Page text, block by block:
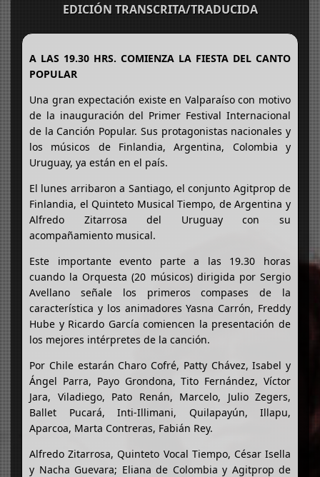
EDICIÓN TRANSCRITA/TRADUCIDA
A LAS 19.30 HRS. COMIENZA LA FIESTA DEL CANTO
POPULAR
Una gran expectación existe en Valparaíso con motivo
de la inauguración del Primer Festival Internacional
de la Canción Popular. Sus protagonistas nacionales y
los músicos de Finlandia, Argentina, Colombia y
Uruguay, ya están en el país.
El lunes arribaron a Santiago, el conjunto Agitprop de
Finlandia, el Quinteto Musical Tiempo, de Argentina y
Alfredo Zitarrosa del Uruguay con su
acompañamiento musical.
Este importante evento parte a las 19.30 horas
cuando la Orquesta (20 músicos) dirigida por Sergio
Avellano señale los primeros compases de la
característica y los animadores Yasna Carrón, Freddy
Hube y Ricardo García comiencen la presentación de
los mejores intérpretes de la canción.
Por Chile estarán Charo Cofré, Patty Chávez, Isabel y
Ángel Parra, Payo Grondona, Tito Fernández, Víctor
Jara, Viladiego, Pato Renán, Marcelo, Julio Zegers,
Ballet Pucará, Inti-Illimani, Quilapayún, Illapu,
Aparcoa, Marta Contreras, Fabián Rey.
Alfredo Zitarrosa, Quinteto Vocal Tiempo, César Isella
y Nacha Guevara; Eliana de Colombia y Agitprop de